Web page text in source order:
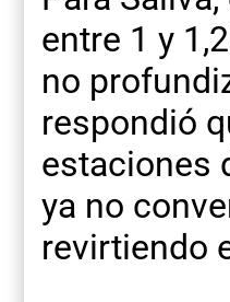
entre 1 y
no
respondió
estaciones
ya no
revirtiendo